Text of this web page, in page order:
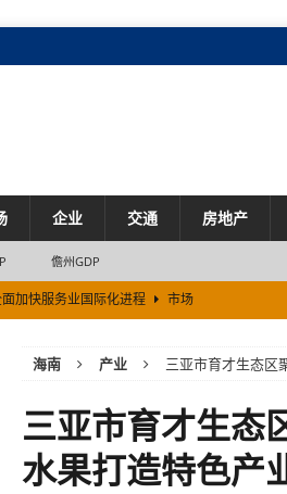
企业 交通 房地产
儋州GDP
加快服务业国际化进程
市场
百万人次 市场
海南 产业 三亚市育才生态区
三亚市育才生态
水果打造特色产